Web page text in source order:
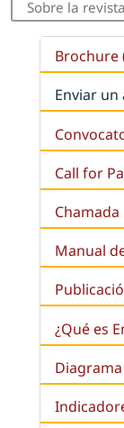
Sobre la revista
Brochure
Enviar
Call for
Manual
¿Qué es